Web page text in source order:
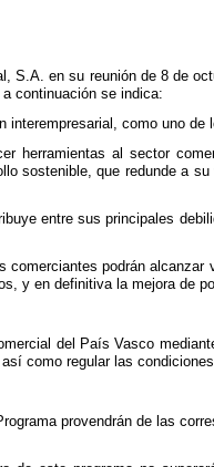
en su reunión de 8 de
continuación se indica:
como uno
herramientas al sector
sostenible, que redunde a
entre sus principales
podrán
y en definitiva la mejora de
del País Vasco
como regular las
provendrán de las